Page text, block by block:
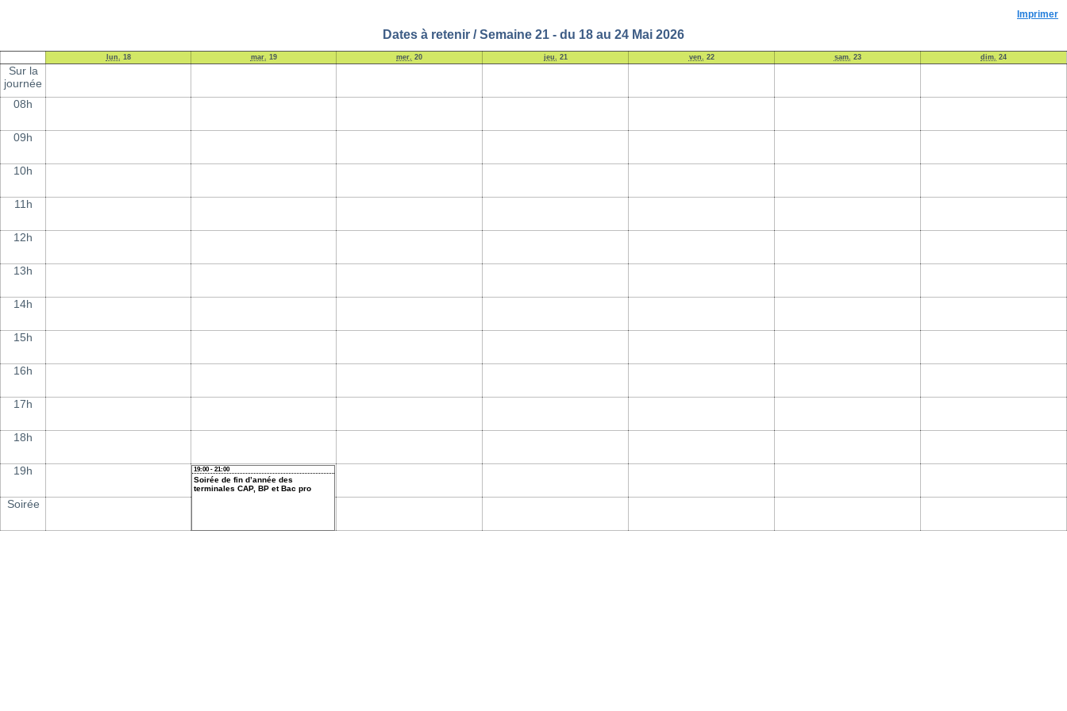
Imprimer
Dates à retenir / Semaine 21 - du 18 au 24 Mai 2026
19:00 - 21:00
Soirée de fin d’année des
terminales CAP, BP et Bac pro
lun. 18 mar. 19 mer. 20 jeu. 21 ven. 22 sam. 23 dim. 24
Sur la
journée
08h
09h
10h
11h
12h
13h
14h
15h
16h
17h
18h
19h
Soirée